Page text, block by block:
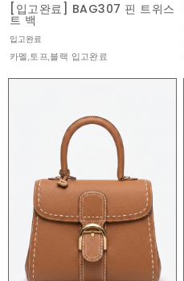
[입고완료] BAG307 핀 트위스
트 백
입고완료
카멜,토프,블랙 입고완료